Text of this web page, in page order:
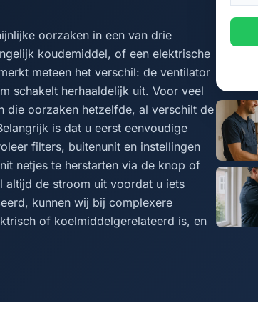
oorzaken in een van drie
koudemiddel, of een elektrische
meteen het verschil: de ventilator
schakelt herhaaldelijk uit. Voor veel
die oorzaken hetzelfde, al verschilt de
is dat u eerst eenvoudige
filters, buitenunit en instellingen
netjes te herstarten via de knop of
altijd de stroom uit voordat u iets
kunnen wij bij complexere
of koelmiddelgerelateerd is, en